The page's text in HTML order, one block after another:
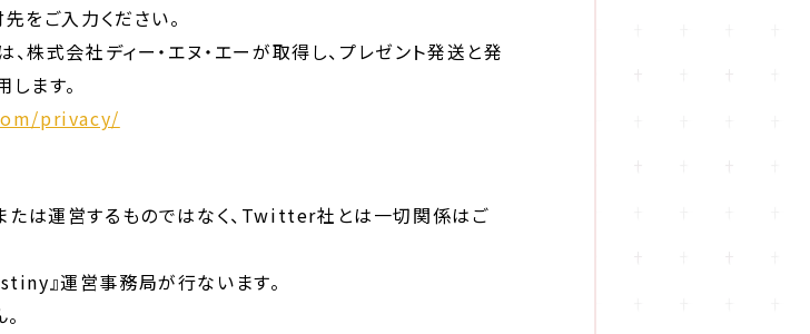
をご入力ください。
株式会社ディー・エヌ・エーが取得し、プレゼント発送と発
ます。
privacy/
たは運営するものではなく、Twitter社とは一切関係はご
』運営事務局が行ないます。